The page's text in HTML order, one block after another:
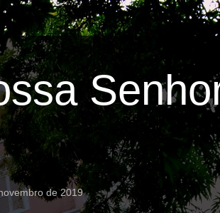
de 2019